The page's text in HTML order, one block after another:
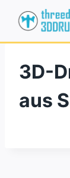
Inhalt
springen
3D-
aus